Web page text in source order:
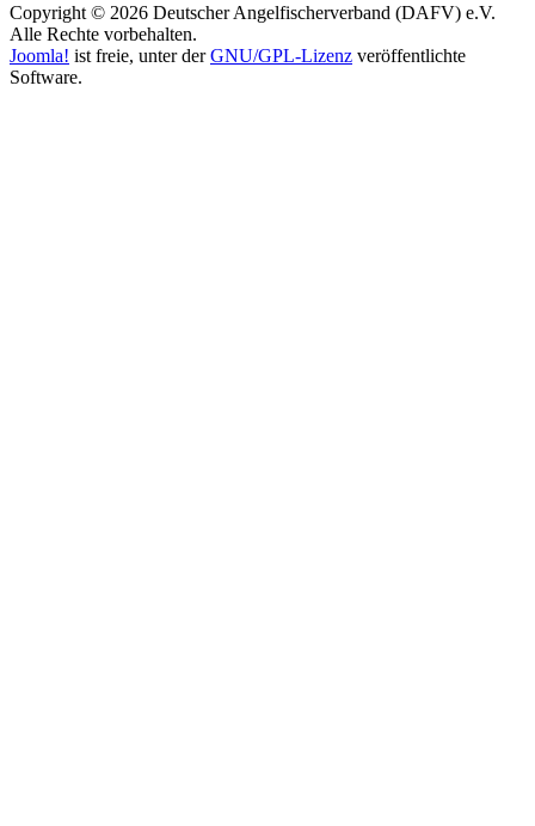
Copyright © 2026 Deutscher Angelfischerverband (DAFV) e.V.
Alle Rechte vorbehalten.
Joomla! ist freie, unter derGNU/GPL-Lizenz veröffentlichte
Software.